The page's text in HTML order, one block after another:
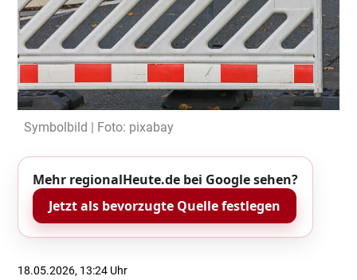
Symbolbild | Foto: pixabay
Mehr regionalHeute.de bei Google sehen?
Jetzt als bevorzugte Quelle festlegen
18.05.2026, 13:24 Uhr